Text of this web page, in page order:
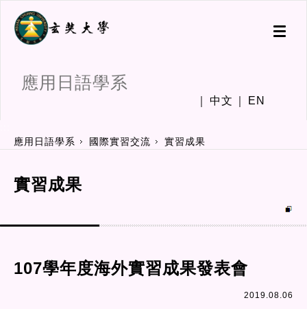
Toggle
應用日語學系
中文 EN
應用日語學系
國際實習交流 實習成果
實習成果
107學年度海外實習成果發表會
2019.08.06